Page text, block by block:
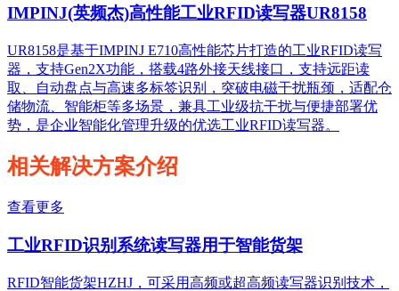
IMPINJ(英频杰)高性能工业RFID读写器UR8158
UR8158是基于IMPINJ E710高性能芯片打造的工业RFID读写
器，支持Gen2X功能，搭载4路外接天线接口，支持远距读
取、自动盘点与高速多标签识别，突破电磁干扰瓶颈，适配仓
储物流、智能柜等多场景，兼具工业级抗干扰与便捷部署优
势，是企业智能化管理升级的优选工业RFID读写器。
相关解决方案介绍
查看更多
工业RFID识别系统读写器用于智能货架
RFID智能货架HZHJ，可采用高频或超高频读写器识别技术，